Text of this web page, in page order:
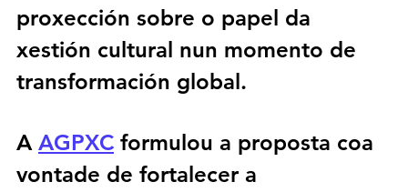
proxección sobre o papel da
xestión cultural nun momento de
transformación global.
A AGPXC formulou a proposta coa
vontade de fortalecer a